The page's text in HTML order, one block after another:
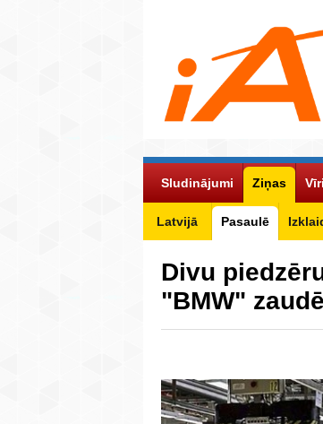
Sludinājumi Ziņas
Latvijā Pasaulē
Divu
"BMW"